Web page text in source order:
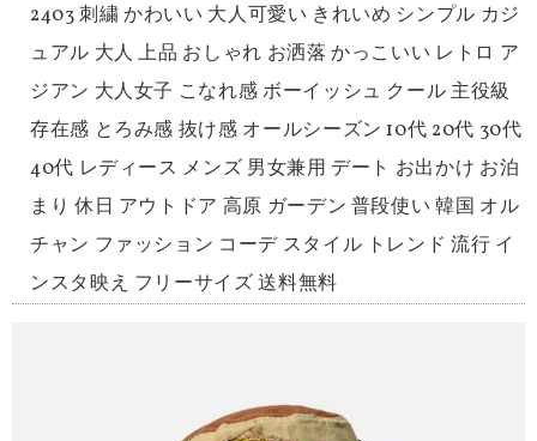
2403 刺繍 かわいい 大人可愛い きれいめ シンプル カジ
ュアル 大人 上品 おしゃれ お洒落 かっこいい レトロ ア
ジアン 大人女子 こなれ感 ボーイッシュ クール 主役級
存在感 とろみ感 抜け感 オールシーズン 10代 20代 30代
40代 レディース メンズ 男女兼用 デート お出かけ お泊
まり 休日 アウトドア 高原 ガーデン 普段使い 韓国 オル
チャン ファッション コーデ スタイル トレンド 流行 イ
ンスタ映え フリーサイズ 送料無料